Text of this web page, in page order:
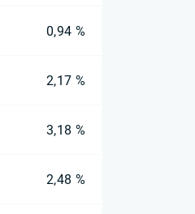
0,94 %
2,17 %
3,18 %
2,48 %